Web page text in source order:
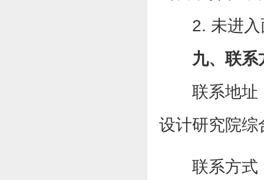
2. 未进
九、联系
联系地址
设计研究院综
联系方式